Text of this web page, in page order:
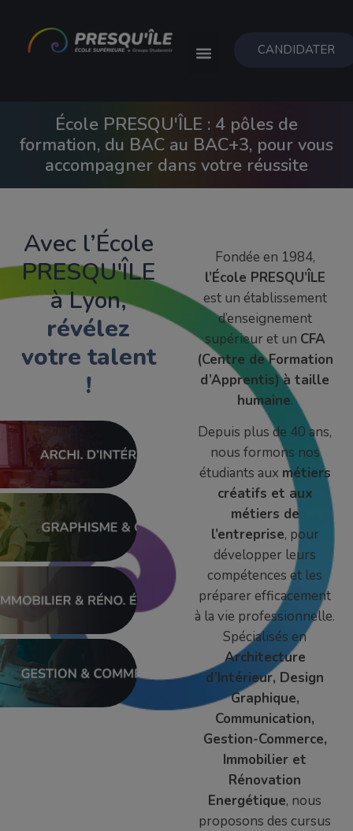
CANDIDATER
École PRESQU'ÎLE : 4 pôles de
formation, du BAC au BAC+3, pour vous
accompagner dans votre réussite
Avec l’École
PRESQU'ÎLE
à Lyon,
révélez
votre talent
!
Fondée en 1984,
l’École PRESQU’ÎLE
est un établissement
d’enseignement
supérieur et un CFA
(Centre de Formation
d’Apprentis)à taille
humaine.
Depuis plus de 40 ans,
nous formons nos
étudiants aux métiers
créatifs et aux
métiers de
l’entreprise, pour
développer leurs
compétences et les
préparer efficacement
à la vie professionnelle.
Spécialisés en
Architecture
d’Intérieur, Design
Graphique,
Communication,
Gestion-Commerce,
Immobilier et
Rénovation
Energétique, nous
proposons des cursus